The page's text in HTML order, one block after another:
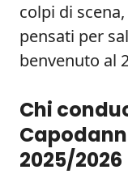
colpi di
pensati per
benvenuto al
Chi
2025/2026